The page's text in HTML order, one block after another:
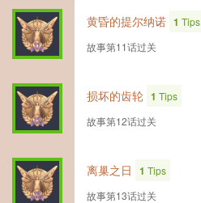
黄昏的提尔纳诺 1 Tips
故事第11话过关
损坏的齿轮 1 Tips
故事第12话过关
离巢之日 1 Tips
故事第13话过关